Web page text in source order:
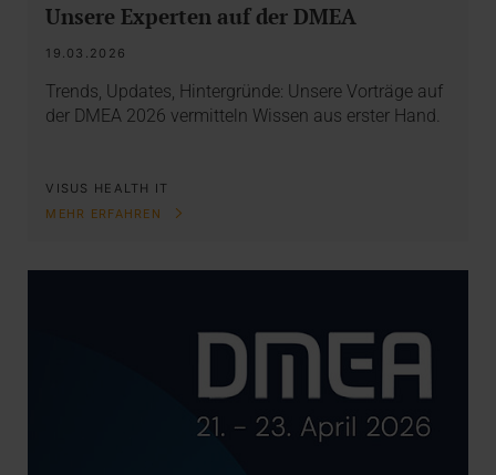
Unsere Experten auf der DMEA
19.03.2026
Trends, Updates, Hintergründe: Unsere Vorträge auf
der DMEA 2026 vermitteln Wissen aus erster Hand.
VISUS HEALTH IT
MEHR ERFAHREN